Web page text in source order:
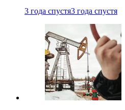
3 года спустя3 года спустя